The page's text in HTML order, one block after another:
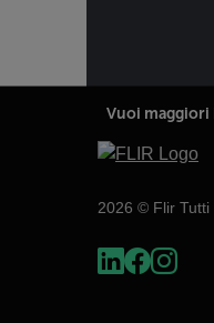
Vuoi
2026 © Flir Tutti